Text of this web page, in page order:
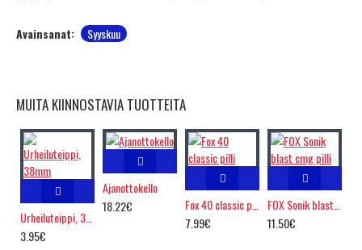
Avainsanat: Syyskuu
MUITA KIINNOSTAVIA TUOTTEITA
3.95€
Ajanottokello
18.22€
7.99€
11.50€